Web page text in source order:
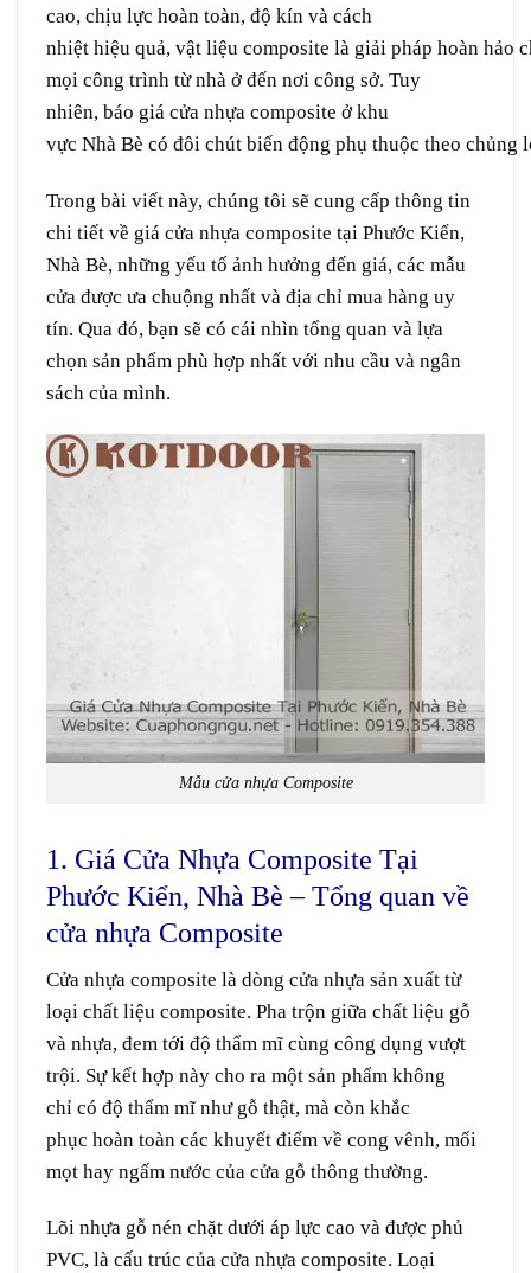
cao, chịu lực hoàn toàn, độ kín và cách
nhiệt hiệu quả, vật liệu composite là giải pháp hoàn hảo
mọi công trình từ nhà ở đến nơi công sở. Tuy
nhiên, báo giá cửa nhựa composite ở khu
vực Nhà Bè có đôi chút biến động phụ thuộc theo chủng
Trong bài viết này, chúng tôi sẽ cung cấp thông tin
chi tiết về giá cửa nhựa composite tại Phước Kiển,
Nhà Bè, những yếu tố ảnh hưởng đến giá, các mẫu
cửa được ưa chuộng nhất và địa chỉ mua hàng uy
tín. Qua đó, bạn sẽ có cái nhìn tổng quan và lựa
chọn sản phẩm phù hợp nhất với nhu cầu và ngân
sách của mình.
Mẫu cửa nhựa Composite
1. Giá Cửa Nhựa Composite Tại
Phước Kiển, Nhà Bè – Tổng quan về
cửa nhựa Composite
Cửa nhựa composite là dòng cửa nhựa sản xuất từ
loại chất liệu composite. Pha trộn giữa chất liệu gỗ
và nhựa, đem tới độ thẩm mĩ cùng công dụng vượt
trội. Sự kết hợp này cho ra một sản phẩm không
chỉ có độ thẩm mĩ nhưgỗ thật, mà còn khắc
phục hoàn toàn các khuyết điểm về cong vênh, mối
mọt hay ngấm nước của cửa gỗ thông thường.
Lõi nhựa gỗ nén chặt dưới áp lực cao và được phủ
PVC, là cấu trúc của cửa nhựa composite. Loại